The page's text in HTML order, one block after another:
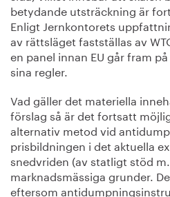
betydande utsträckning är
Enligt Jernkontorets
av rättsläget fastställas av
en panel innan EU går fram
sina regler.
Vad gäller det materiella
förslag så är det fortsatt
alternativ metod vid
prisbildningen i det aktuella
snedvriden (av statligt stöd
marknadsmässiga grunder.
eftersom